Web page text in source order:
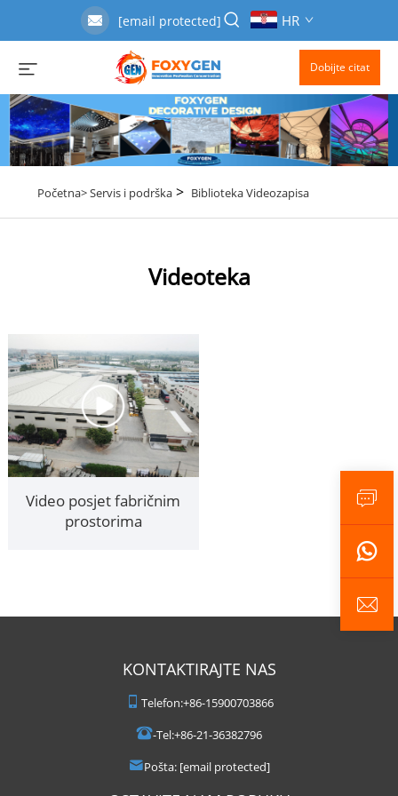
[email protected] HR
Dobijte citat
Početna>Servis i podrška> Biblioteka Videozapisa
Videoteka
Video posjet fabričnim
prostorima
KONTAKTIRAJTE NAS
Telefon:+86-15900703866
-Tel:+86-21-36382796
Pošta: [email protected]